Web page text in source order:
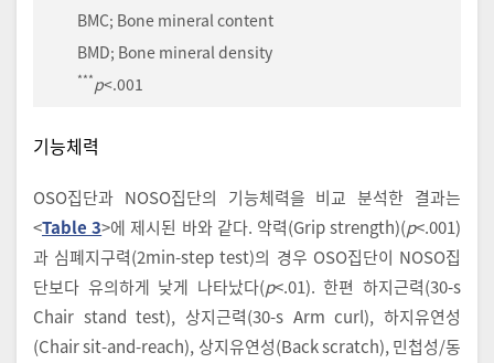
BMC; Bone mineral content
BMD; Bone mineral density
***p<.001
기능체력
OSO집단과 NOSO집단의 기능체력을 비교 분석한 결과는
<Table 3>에 제시된 바와 같다. 악력(Grip strength)(p<.001)
과 심폐지구력(2min-step test)의 경우 OSO집단이 NOSO집
단보다 유의하게 낮게 나타났다(p<.01). 한편 하지근력(30-s
Chair stand test), 상지근력(30-s Arm curl), 하지유연성
(Chair sit-and-reach), 상지유연성(Back scratch), 민첩성/동